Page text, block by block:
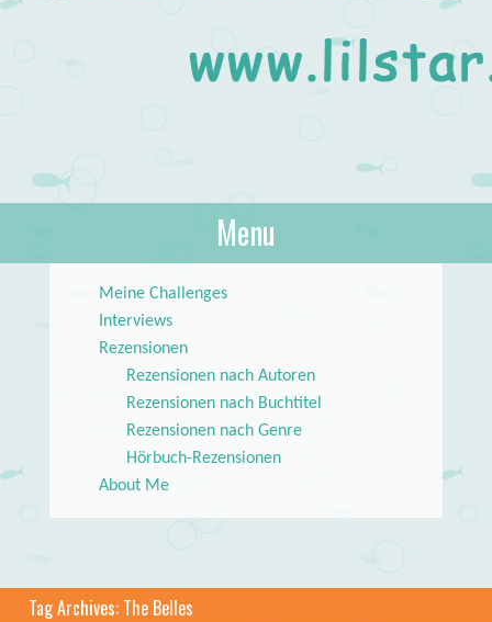
About Books
lilstar.de
Menu
Meine Challenges
Interviews
Rezensionen
Rezensionen nach Autoren
Rezensionen nach Buchtitel
Rezensionen nach Genre
Hörbuch-Rezensionen
About Me
Tag Archives: The Belles